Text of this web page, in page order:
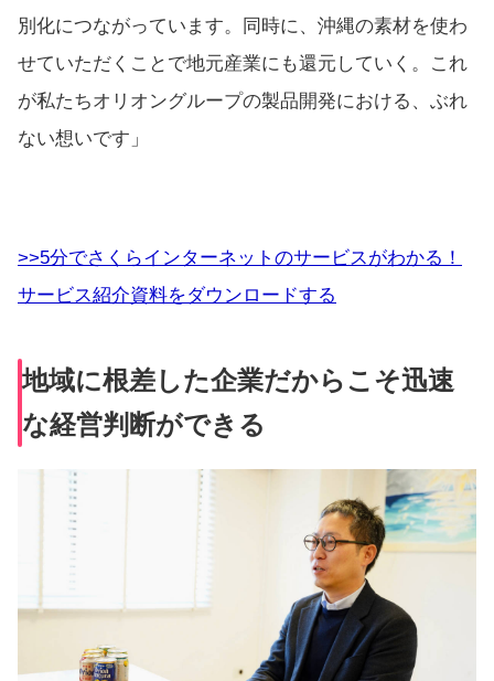
別化につながっています。同時に、沖縄の素材を使わ
せていただくことで地元産業にも還元していく。これ
が私たちオリオングループの製品開発における、ぶれ
ない想いです」
>>5分でさくらインターネットのサービスがわかる！
サービス紹介資料をダウンロードする
地域に根差した企業だからこそ迅速
な経営判断ができる